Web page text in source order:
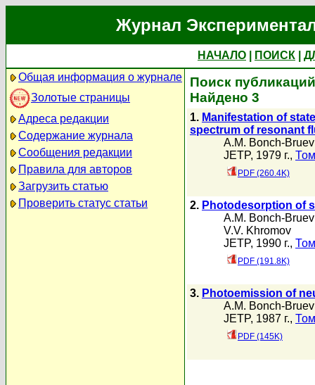
Журнал
НАЧАЛО ПОИСК
Общая информация о журнале
Золотые страницы
Адреса редакции
Содержание журнала
Сообщения редакции
Правила для авторов
Загрузить статью
Проверить статус статьи
Поиск
Найдено 3
1. Manifestation of
spectrum of resonant
A.M. Bonch-
JETP, 1979 г.,
PDF (260.4K)
2. Photodesorption of
A.M. Bonch-
V.V. Khromov
JETP, 1990 г.,
PDF (191.8K)
3. Photoemission of
A.M. Bonch-
JETP, 1987 г.,
PDF (145K)